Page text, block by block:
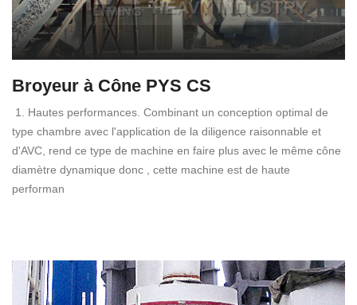
Broyeur à Cône PYS CS
1. Hautes performances. Combinant un conception optimal de
type chambre avec l'application de la diligence raisonnable et
d'AVC, rend ce type de machine en faire plus avec le même cône
diamètre dynamique donc , cette machine est de haute
performan